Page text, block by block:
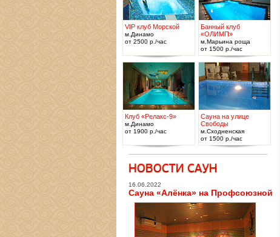
VIP клуб Морской
м.Динамо
от 2500 р./час
Банный клуб
«ОЛИМП»
м.Марьина роща
от 1500 р./час
Клуб «Релакс-9»
м.Динамо
от 1900 р./час
Сауна на улице
Свободы
м.Сходненская
от 1500 р./час
16.06.2022
Сауна «Алёнка» на Профсоюзной